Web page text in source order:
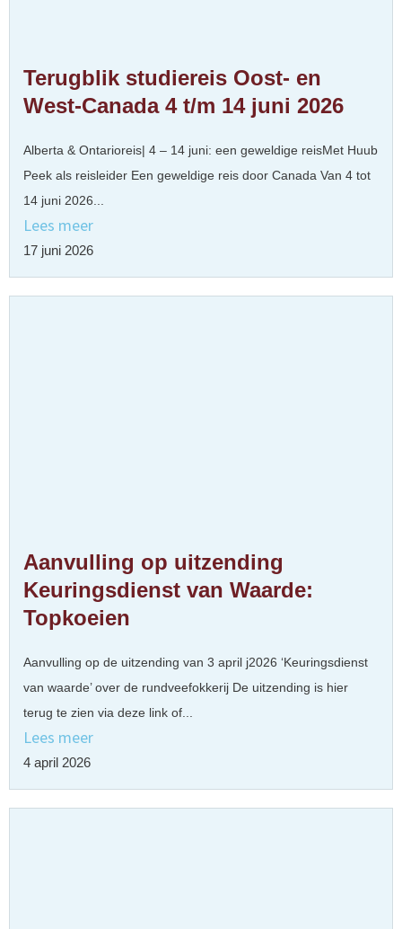
Terugblik studiereis Oost- en
West-Canada 4 t/m 14 juni 2026
Alberta & Ontarioreis| 4 – 14 juni: een geweldige reisMet Huub
Peek als reisleider Een geweldige reis door Canada Van 4 tot
14 juni 2026...
Lees meer
17 juni 2026
Aanvulling op uitzending
Keuringsdienst van Waarde:
Topkoeien
Aanvulling op de uitzending van 3 april j2026 ‘Keuringsdienst
van waarde’ over de rundveefokkerij De uitzending is hier
terug te zien via deze link of...
Lees meer
4 april 2026